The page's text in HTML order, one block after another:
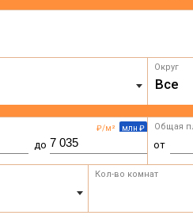
Округ
Все
₽/м² млн ₽
до
Общая
от
Кол-во комнат